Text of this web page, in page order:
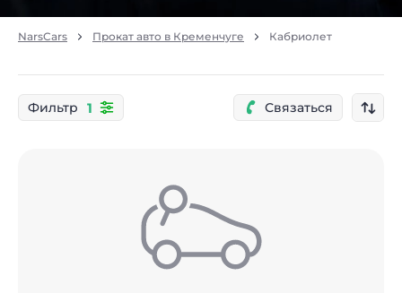
NarsCars Прокат авто в Кременчуге Кабриолет
Фильтр 1 Связаться